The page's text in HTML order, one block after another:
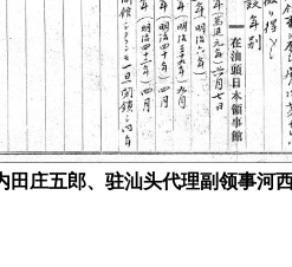
田庄五郎、驻汕头代理副领事河